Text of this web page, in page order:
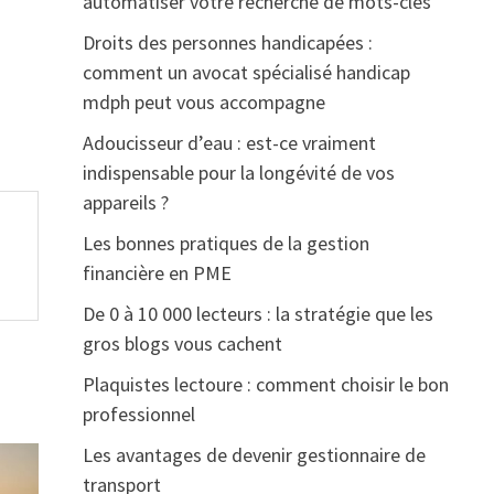
Droits des personnes handicapées :
comment un avocat spécialisé handicap
mdph peut vous accompagne
Adoucisseur d’eau : est-ce vraiment
indispensable pour la longévité de vos
appareils ?
Les bonnes pratiques de la gestion
financière en PME
De 0 à 10 000 lecteurs : la stratégie que les
gros blogs vous cachent
Plaquistes lectoure : comment choisir le bon
professionnel
Les avantages de devenir gestionnaire de
transport